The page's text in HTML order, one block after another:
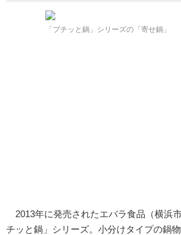
「プチッと鍋」シリーズの「寄せ鍋」
2013年に発売されたエバラ食品（横浜
チッと鍋」シリーズ。小分けタイプの鍋